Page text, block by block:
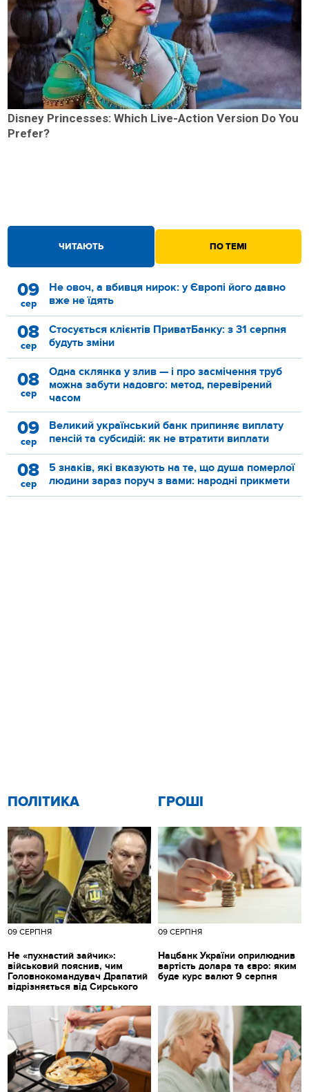
ЧИТАЮТЬ ПО ТЕМІ
09
сер
Не овоч, а вбивця нирок: у Європі його давно
вже не їдять
08
сер
Стосується клієнтів ПриватБанку: з 31 серпня
будуть зміни
08
сер
Одна склянка у злив — і про засмічення труб
можна забути надовго: метод, перевірений
часом
09
сер
Великий український банк припиняє виплату
пенсій та субсидій: як не втратити виплати
08
сер
5 знаків, які вказують на те, що душа померлої
людини зараз поруч з вами: народні прикмети
Disney Princesses: Which Live-Action Version Do You
Prefer?
ПОЛІТИКА
09 СЕРПНЯ
Не «пухнастий зайчик»:
військовий пояснив, чим
Головнокомандувач Драпатий
відрізняється від Сирського
ГРОШІ
09 СЕРПНЯ
Нацбанк України оприлюднив
вартість долара та євро: яким
буде курс валют 9 серпня